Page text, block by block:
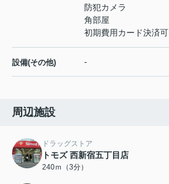
防犯カメラ
角部屋
初期費用カード決済可
設備(その他) -
周辺施設
ドラッグストア
トモズ 西新宿五丁目店
240ｍ（3分）